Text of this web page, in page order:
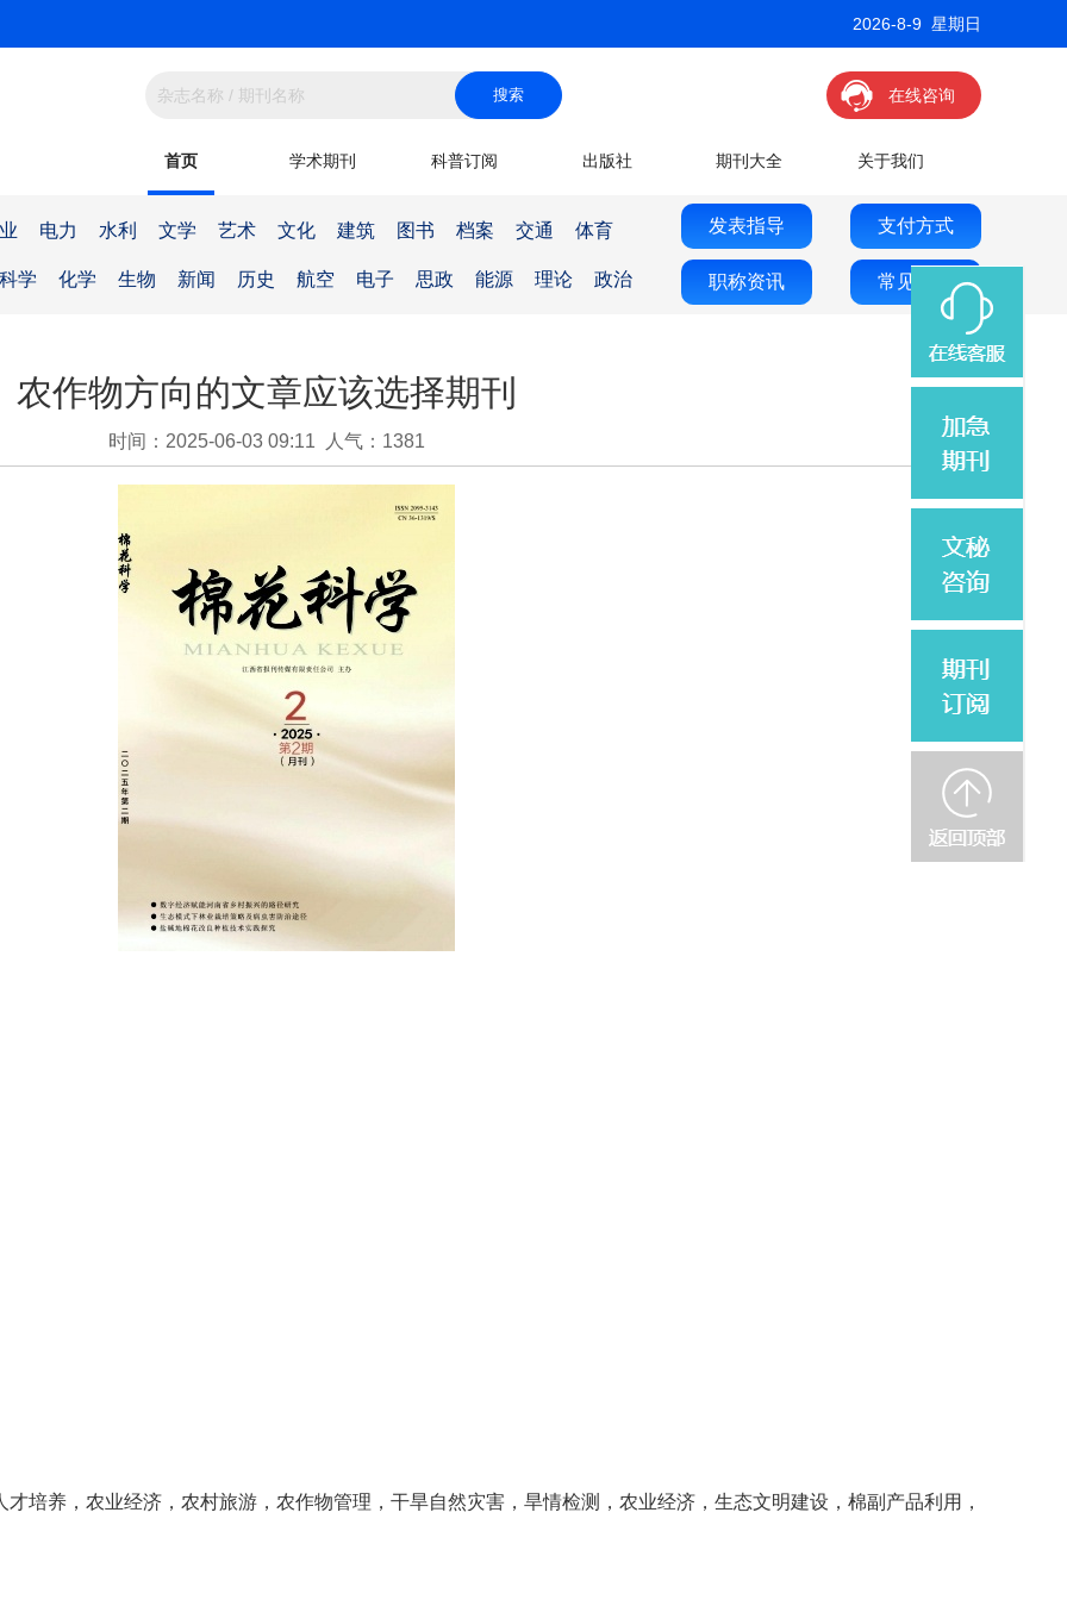
2026-8-9 星期日
在线咨询
首页 学术期刊 科普订阅 出版社 期刊大全 关于我们
电力 水利 文学 艺术 文化 建筑 图书 档案 交通 体育
科学 化学 生物 新闻 历史 航空 电子 思政 能源 理论 政治
发表指导 支付方式
职称资讯 常见问题
农作物方向的文章应该选择期刊
时间：2025-06-03 09:11 人气：1381
培养，农业经济，农村旅游，农作物管理，干旱自然灾害，旱情检测，农业经济，生态文明建设，棉副产品利用，